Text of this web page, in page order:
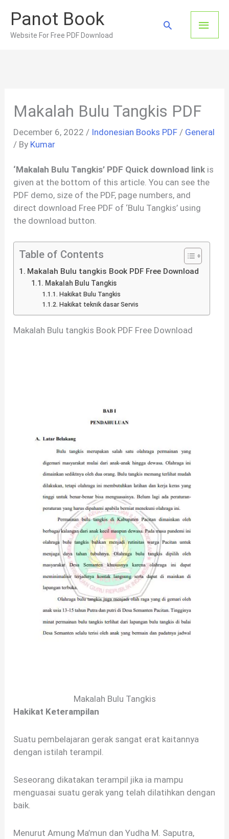
content
Panot Book
Website For Free PDF Download
Main
Search
Makalah Bulu Tangkis PDF
December 6, 2022 / Indonesian Books PDF / General
/ By Kumar
‘Makalah Bulu Tangkis’ PDF Quick download link is
given at the bottom of this article. You can see the
PDF demo, size of the PDF, page numbers, and
direct download Free PDF of ‘Bulu Tangkis’ using
the download button.
Table of Contents
Makalah Bulu tangkis Book PDF Free Download
Makalah Bulu Tangkis
Hakikat Bulu Tangkis
Hakikat teknik dasar Servis
Makalah Bulu tangkis Book PDF Free Download
Makalah Bulu Tangkis
Hakikat Keterampilan
Suatu pembelajaran gerak sangat erat kaitannya
dengan istilah terampil.
Seseorang dikatakan terampil jika ia mampu
menguasai suatu gerak yang telah dilatihkan dengan
baik.
Menurut Amung Ma’mun dan Yudha M. Saputra,